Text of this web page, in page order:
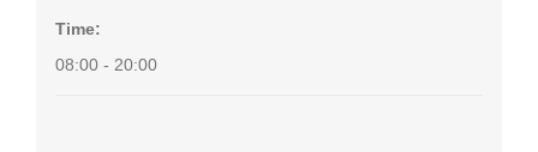
Time:
08:00 - 20:00